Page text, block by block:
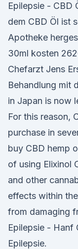
Epilepsie - CBD
dem CBD Öl ist
Apotheke
30ml kosten
Chefarzt Jens
Behandlung mit
in Japan is now
For this reason,
purchase in
buy CBD hemp
of using Elixinol
and other
effects within
from damaging
Epilepsie - Hanf
Epilepsie.